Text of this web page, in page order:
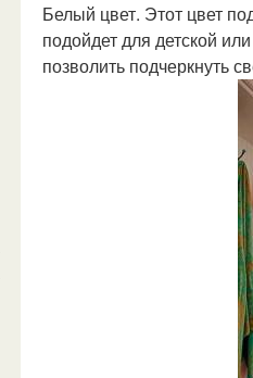
Белый цвет. Этот цвет
подойдет для детской
позволить подчеркнуть